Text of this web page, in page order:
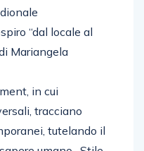
“dal locale al
Mariangela
in cui
tracciano
tutelando il